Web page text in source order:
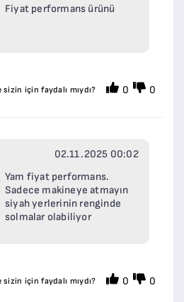
Fiyat performans ürünü
için faydalı mıydı? 0 0
02.11.2025 00:02
Yam fiyat performans.
Sadece makineye atmayın
siyah yerlerinin renginde
solmalar olabiliyor
için faydalı mıydı? 0 0